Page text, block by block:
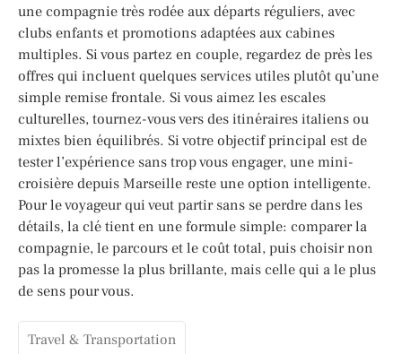
une compagnie très rodée aux départs réguliers, avec
clubs enfants et promotions adaptées aux cabines
multiples. Si vous partez en couple, regardez de près les
offres qui incluent quelques services utiles plutôt qu’une
simple remise frontale. Si vous aimez les escales
culturelles, tournez-vous vers des itinéraires italiens ou
mixtes bien équilibrés. Si votre objectif principal est de
tester l’expérience sans trop vous engager, une mini-
croisière depuis Marseille reste une option intelligente.
Pour le voyageur qui veut partir sans se perdre dans les
détails, la clé tient en une formule simple: comparer la
compagnie, le parcours et le coût total, puis choisir non
pas la promesse la plus brillante, mais celle qui a le plus
de sens pour vous.
Travel & Transportation